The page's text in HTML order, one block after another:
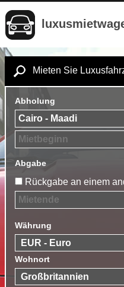
Mieten Sie
Abholung
Abgabe
Rückgabe an einem
Währung
Wohnort